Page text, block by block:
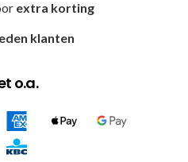
extra korting
klanten
o.a.